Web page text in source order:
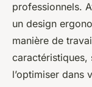
professionnels.
un design
manière de
caractéristiques,
l’optimiser dans